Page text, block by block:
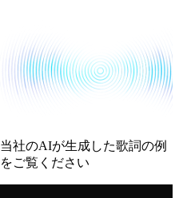
当社のAIが生成した歌詞の例
をご覧ください